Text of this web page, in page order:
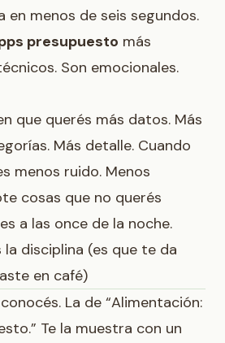
en menos de seis segundos.
presupuesto más
Son emocionales.
que querés más datos. Más
Más detalle. Cuando
menos ruido. Menos
cosas que no querés
a las once de la noche.
la disciplina (es que te da
en café)
La de “Alimentación:
Te la muestra con un